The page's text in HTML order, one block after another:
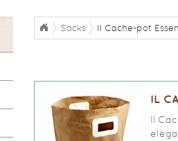
Sacks Il Cache-pot
IL
Il